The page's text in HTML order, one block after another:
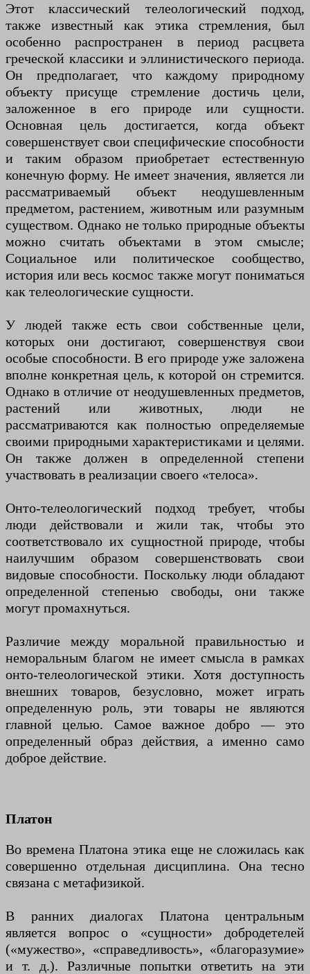
Этот классический телеологический подход,
также известный как этика стремления, был
особенно распространен в период расцвета
греческой классики и эллинистического периода.
Он предполагает, что каждому природному
объекту присуще стремление достичь цели,
заложенное в его природе или сущности.
Основная цель достигается, когда объект
совершенствует свои специфические способности
и таким образом приобретает естественную
конечную форму. Не имеет значения, является ли
рассматриваемый объект неодушевленным
предметом, растением, животным или разумным
существом. Однако не только природные объекты
можно считать объектами в этом смысле;
Социальное или политическое сообщество,
история или весь космос также могут пониматься
как телеологические сущности.
У людей также есть свои собственные цели,
которых они достигают, совершенствуя свои
особые способности. В его природе уже заложена
вполне конкретная цель, к которой он стремится.
Однако в отличие от неодушевленных предметов,
растений или животных, люди не
рассматриваются как полностью определяемые
своими природными характеристиками и целями.
Он также должен в определенной степени
участвовать в реализации своего «телоса».
Онто-телеологический подход требует, чтобы
люди действовали и жили так, чтобы это
соответствовало их сущностной природе, чтобы
наилучшим образом совершенствовать свои
видовые способности. Поскольку люди обладают
определенной степенью свободы, они также
могут промахнуться.
Различие между моральной правильностью и
неморальным благом не имеет смысла в рамках
онто-телеологической этики. Хотя доступность
внешних товаров, безусловно, может играть
определенную роль, эти товары не являются
главной целью. Самое важное добро — это
определенный образ действия, а именно само
доброе действие.
Платон
Во времена Платона этика еще не сложилась как
совершенно отдельная дисциплина. Она тесно
связана с метафизикой.
В ранних диалогах Платона центральным
является вопрос о «сущности» добродетелей
(«мужество», «справедливость», «благоразумие»
и т. д.). Различные попытки ответить на эти